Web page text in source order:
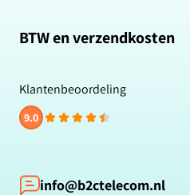
Retour & Terugbetaling
Contact
Klantbeoordelingen
Zakelijk bestellen
Cookiebeleid
Reviewbeleid
Betaalmethoden
BTW en verzendkosten
Klantenbeoordeling
9.0
info@b2ctelecom.nl